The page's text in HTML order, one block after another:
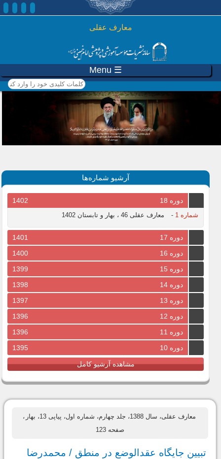
رفتن به محتوای اصلی
معارف عقلی
☰ Menu
کلمات کلیدی خود را وارد
کنید
آرشیو شماره‌ها
دوره 18 1402
شماره 1 - معارف عقلی 46 ، بهار و تابستان 1402
دوره 17
1401
دوره 16
1400
دوره 15
1399
دوره 14
1398
دوره 13
1397
دوره 12
1396
دوره 11
1396
دوره 10
1395
مشاهده آرشیو کامل
معارف عقلی، سال 1388، جلد چهارم، شماره اول، پیاپی 13، بهار
،
صفحه 123
تبیین جایگاه عقدالوضع در منطق / محمدرضا